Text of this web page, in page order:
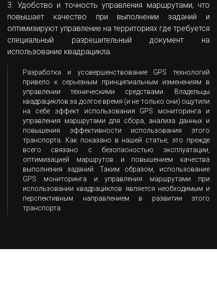
3. Удобство и точность управления маршрутами, что
повышает качество при выполнении заданий и
оптимизируют управление на территориях где требуется
специальный разрешительный документ на
использование квадрацикла.
Разработка и усовершенствование GPS технологий
привело к серьезным принципиальным изменениям в
управлении техническими средствами. Владельцы
квадрациклов за долгое время (и не только они) ощутили
на себе эффект использования GPS мониторинга и
управления маршрутами для сбора, анализа данных и
повышения эффективности использования этого
транспорта. Как показано в нашей статье, это прежде
всего связано с безопасностью эксплуатации,
оптимизацией маршрутов и повышением качества
выполнения заданий. Таким образом, использование
GPS мониторинга и управления маршрутами при
использовании квадрациклов является необходимым и
перспективным направлением в развитии этого
транспорта.